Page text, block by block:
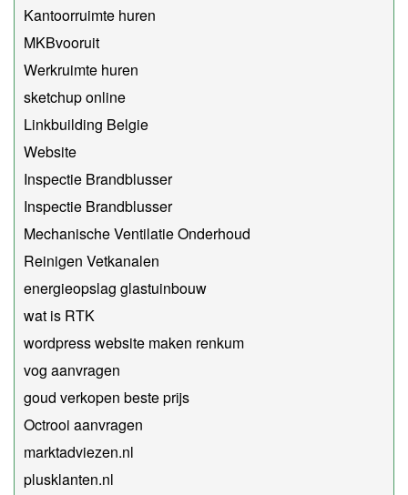
Kantoorruimte huren
MKBvooruit
Werkruimte huren
sketchup online
Linkbuilding Belgie
Website
Inspectie Brandblusser
Inspectie Brandblusser
Mechanische Ventilatie Onderhoud
Reinigen Vetkanalen
energieopslag glastuinbouw
wat is RTK
wordpress website maken renkum
vog aanvragen
goud verkopen beste prijs
Octrooi aanvragen
marktadviezen.nl
plusklanten.nl